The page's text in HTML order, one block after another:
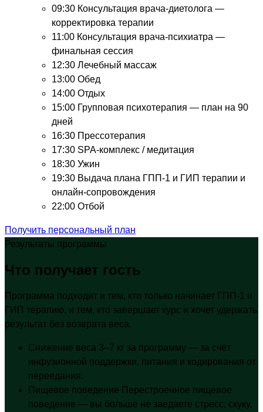
09:30 Консультация врача-диетолога —
корректировка терапии
11:00 Консультация врача-психиатра —
финальная сессия
12:30 Лечебный массаж
13:00 Обед
14:00 Отдых
15:00 Групповая психотерапия — план на 90
дней
16:30 Прессотерапия
17:30 SPA-комплекс / медитация
18:30 Ужин
19:30 Выдача плана ГПП-1 и ГИП терапии и
онлайн-сопровождения
22:00 Отбой
Получить персональный план
Результаты программы
Что получает гость
Программа подходит и тем, кто только начинает ГПП-1 и
ГИП терапию, и тем, кто завершает курс и хочет удержать
результат без возврата веса.
Снижение веса 3–7 кг за программу — за счёт
инфузионной поддержки, питания и кодирования от
переедания.
Пищевое поведение Перестроенное пищевое
поведение — вы больше не заедаете стресс, скуку,